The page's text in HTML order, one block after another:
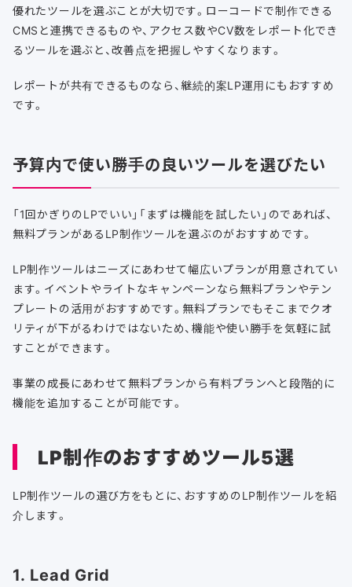
優れたツールを選ぶことが大切です。ローコードで制作できる
CMSと連携できるものや、アクセス数やCV数をレポート化でき
るツールを選ぶと、改善点を把握しやすくなります。
レポートが共有できるものなら、継続的案LP運用にもおすすめ
です。
予算内で使い勝手の良いツールを選びたい
「1回かぎりのLPでいい」「まずは機能を試したい」のであれば、
無料プランがあるLP制作ツールを選ぶのがおすすめです。
LP制作ツールはニーズにあわせて幅広いプランが用意されてい
ます。イベントやライトなキャンペーンなら無料プランやテン
プレートの活用がおすすめです。無料プランでもそこまでクオ
リティが下がるわけではないため、機能や使い勝手を気軽に試
すことができます。
事業の成長にあわせて無料プランから有料プランへと段階的に
機能を追加することが可能です。
LP制作のおすすめツール5選
LP制作ツールの選び方をもとに、おすすめのLP制作ツールを紹
介します。
1. Lead Grid